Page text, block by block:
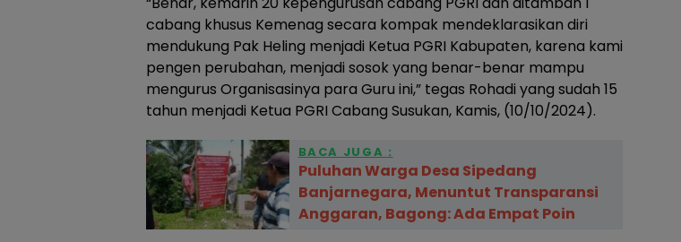
cabang khusus Kemenag secara kompak mendeklarasikan diri
mendukung Pak Heling menjadi Ketua PGRI Kabupaten, karena kami
pengen perubahan, menjadi sosok yang benar-benar mampu
mengurus Organisasinya para Guru ini,” tegas Rohadi yang sudah 15
tahun menjadi Ketua PGRI Cabang Susukan, Kamis, (10/10/2024).
BACA JUGA :
Puluhan Warga Desa Sipedang
Banjarnegara, Menuntut Transparansi
Anggaran, Bagong: Ada Empat Poin‎